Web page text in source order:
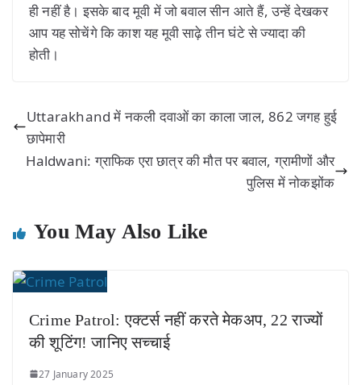
ही नहीं है। इसके बाद मूवी में जो बवाल सीन आते हैं, उन्हें देखकर
आप यह सोचेंगे कि काश यह मूवी साढ़े तीन घंटे से ज्यादा की
होती।
Uttarakhand में नकली दवाओं का काला जाल, 862 जगह हुई
छापेमारी
Haldwani: ग्राफिक एरा छात्र की मौत पर बवाल, ग्रामीणों और
पुलिस में नोकझोंक
You May Also Like
Crime Patrol: एक्टर्स नहीं करते मेकअप, 22 राज्यों
की शूटिंग! जानिए सच्चाई
27 January 2025